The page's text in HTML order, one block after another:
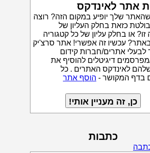
אתר לאינדקס
שהאתר שלך יופיע במקום הזה? רוצה
כזאת בחלק העליון של
זו? או בחלק עליון של כל קטגוריה
עכשיו זה אפשרי! אתר סרצ'יק
אתרים/חברות קידום
דיגיטלים להוסיף את
לאינדקס האתרים . כל
בדף המקושר - הוסף אתר
כתבות